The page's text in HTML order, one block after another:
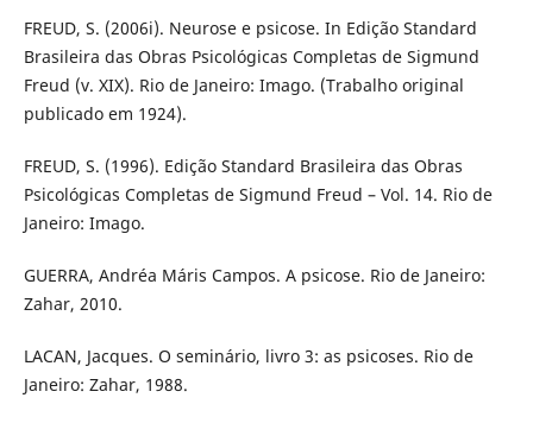
FREUD, S. (2006i). Neurose e psicose. In Edição Standard
Brasileira das Obras Psicológicas Completas de Sigmund
Freud (v. XIX). Rio de Janeiro: Imago. (Trabalho original
publicado em 1924).
FREUD, S. (1996). Edição Standard Brasileira das Obras
Psicológicas Completas de Sigmund Freud – Vol. 14. Rio de
Janeiro: Imago.
GUERRA, Andréa Máris Campos. A psicose. Rio de Janeiro:
Zahar, 2010.
LACAN, Jacques. O seminário, livro 3: as psicoses. Rio de
Janeiro: Zahar, 1988.